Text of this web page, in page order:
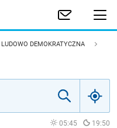
DEMOKRATYCZNA
05:45 19:50